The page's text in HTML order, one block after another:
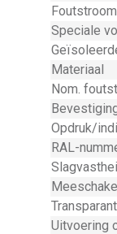
Speciale
Materiaal
Nom.
Opdruk/
RAL-
Transparant
Uitvoering